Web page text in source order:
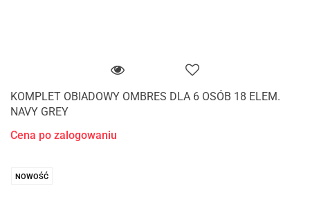
KOMPLET OBIADOWY OMBRES DLA 6 OSÓB 18 ELEM.
NAVY GREY
Cena po zalogowaniu
NOWOŚĆ